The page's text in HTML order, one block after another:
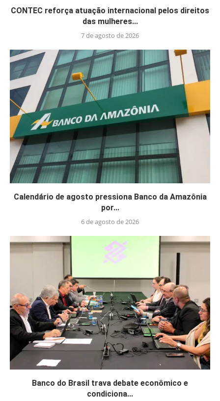
CONTEC reforça atuação internacional pelos direitos
das mulheres...
7 de agosto de 2026
Calendário de agosto pressiona Banco da Amazônia
por...
6 de agosto de 2026
Banco do Brasil trava debate econômico e
condiciona...